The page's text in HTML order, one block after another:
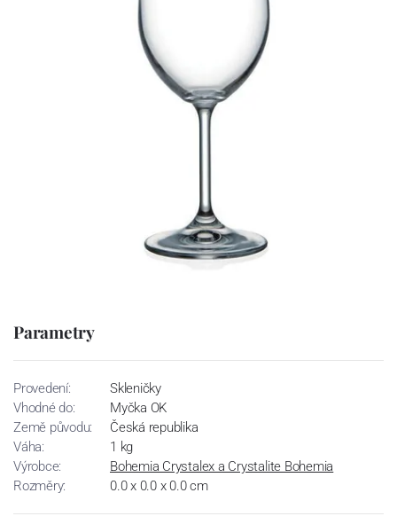
Parametry
Provedení:
Skleničky
Vhodné do:
Myčka OK
Země původu:
Česká republika
Váha:
1 kg
Výrobce:
Bohemia Crystalex a Crystalite Bohemia
Rozměry:
0.0 x 0.0 x 0.0 cm